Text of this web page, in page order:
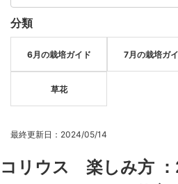
分類
6月の栽培ガイド 7月の栽培ガ
草花
最終更新日：2024/05/14
コリウス 楽しみ方 ：